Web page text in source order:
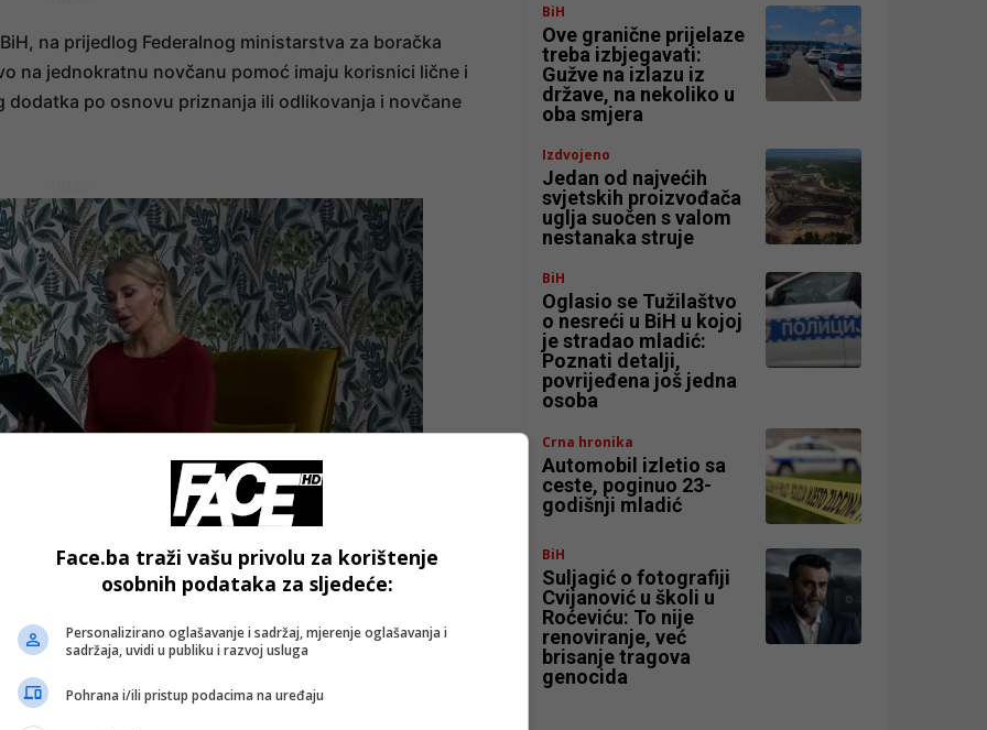
na prijedlog Federalnog ministarstva za boračka
na jednokratnu novčanu pomoć imaju korisnici lične i
po osnovu priznanja ili odlikovanja i novčane
po 200 KM, za šta je iz budžeta FBiH osigurano 19,8
pomoći je osiguravanje finansijske i materijalne
BiH
Ove granične prijelaze
treba izbjegavati:
Gužve na izlazu iz
države, na nekoliko u
oba smjera
Izdvojeno
Jedan od najvećih
svjetskih proizvođača
uglja suočen s valom
nestanaka struje
BiH
Oglasio se Tužilaštvo
o nesreći u BiH u kojoj
je stradao mladić:
Poznati detalji,
povrijeđena još jedna
osoba
Crna hronika
Automobil izletio sa
ceste, poginuo 23-
godišnji mladić
BiH
Suljagić o fotografiji
Cvijanović u školi u
Roćeviću: To nije
renoviranje, već
brisanje tragova
genocida
Face.ba traži vašu privolu za korištenje
osobnih podataka za sljedeće:
Personalizirano oglašavanje i sadržaj, mjerenje oglašavanja i
sadržaja, uvidi u publiku i razvoj usluga
Pohrana i/ili pristup podacima na uređaju